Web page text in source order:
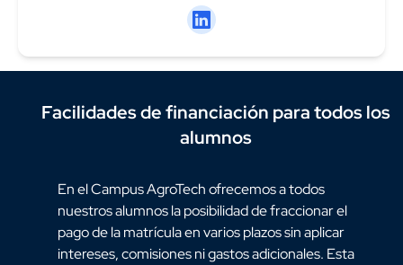
Linkedin
Facilidades de financiación para todos los
alumnos
En el Campus AgroTech ofrecemos a todos
nuestros alumnos la posibilidad de fraccionar el
pago de la matrícula en varios plazos sin aplicar
intereses, comisiones ni gastos adicionales. Esta